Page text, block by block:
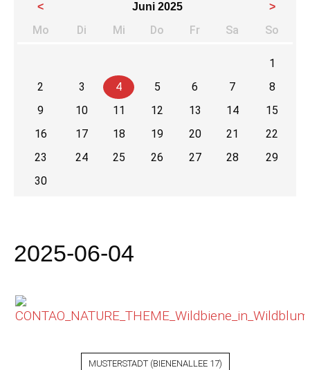
< Juni 2025 >
Mo Di enstag
Mi ttwoch
Do nnerstag
Fr eitagSa mstag
So
1
2
3 4 5 6 7
8
9
10 11 12 13 14
15
16
17 18 19 20 21
22
23
24 25 26 27 28
29
30
2025-06-04
MUSTERSTADT(BIENENALLEE 17)